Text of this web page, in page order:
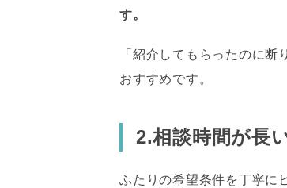
す。
「紹介してもらったのに
おすすめです。
2.相談時間が長
ふたりの希望条件を丁寧に